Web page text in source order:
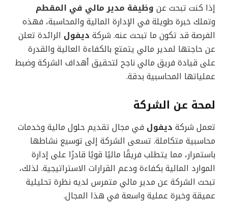
إذا كنت تبحث عن وظيفة مدير مالي في المقطم
وتملك خبرة طويلة في الإدارة المالية والمحاسبة، فهذه
الفرصة قد تكون ما تبحث عنه. شركة ديفول الرائدة تعلن
عن حاجتها لمدير مالي يتمتع بالكفاءة العالية والقدرة
على قيادة فريق مالي ناجح لتحقيق أهداف الشركة وضبط
عملياتها المحاسبية بدقة.
لمحة عن الشركة
تعمل شركة ديفول في مجال تقديم حلول مالية وخدمات
محاسبية متكاملة. تسعى الشركة إلى توسيع نشاطها
باستمرار، مما يتطلب فريقًا ماليًا قويًا قادرًا على إدارة
الموارد المالية بكفاءة ودعم القرارات الاستراتيجية. لذلك،
تبحث الشركة عن مدير مالي متمرس لديه نظرة تحليلية
عميقة وخبرة عملية واسعة في هذا المجال.